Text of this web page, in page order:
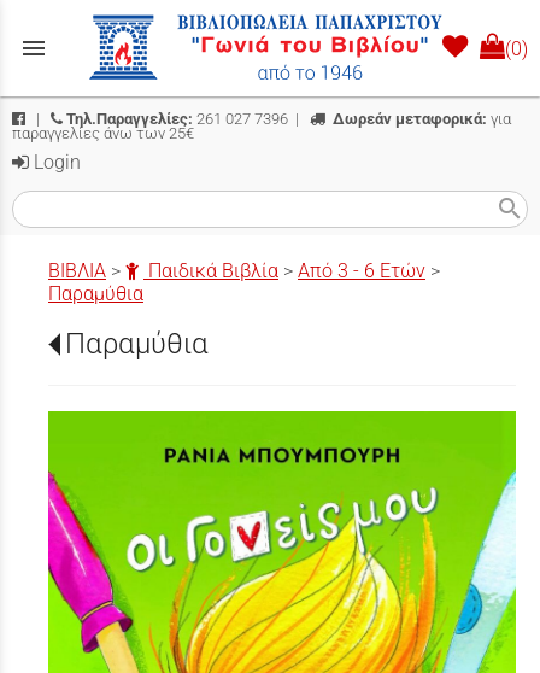
menu (0)
| Τηλ.Παραγγελίες: 261 027 7396 | Δωρεάν μεταφορικά: για
παραγγελίες άνω των 25€
Login
search
ΒΙΒΛΙΑ > Παιδικά Βιβλία > Από 3 - 6 Ετών >
Παραμύθια
Παραμύθια